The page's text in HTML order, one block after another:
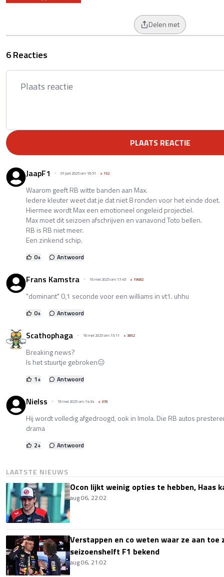
Delen met
6 Reacties
PLAATS REACTIE
JaapF1 01 juni 2025 om 16:51 +152
Waarom geeft RB witte banden aan Max.
Iedere kleuter weet dat je dat niet 8 ronden voor het einde doet.
Hiermee wordt Max een emotioneel ongeleid projectiel.
Max moet dit seizoen afschrijven en vanavond Toto bellen.
RB is RB niet meer.
Een zinkend schip.
0+ Antwoord
Frans Kamstra 16 mei 2025 om 17:45 +19682
"dominant" 0,1 seconde voor een williams in vt1. uhhu
0+ Antwoord
Scathophaga 16 mei 2025 om 15:11 +3852
Breaking news?
Is het stuurtje gebroken😑
1+ Antwoord
Nielss 16 mei 2025 om 14:34 +378
Hij wordt volledig afgedroogd, ook in Imola. Die RB autos
drama
2+ Antwoord
LAATSTE NIEUWS
Ocon lijkt weinig opties te hebben, Haas
aug 06, 22:02
Verstappen en co weten waar ze aan
seizoenshelft F1 bekend
aug 06, 21:02